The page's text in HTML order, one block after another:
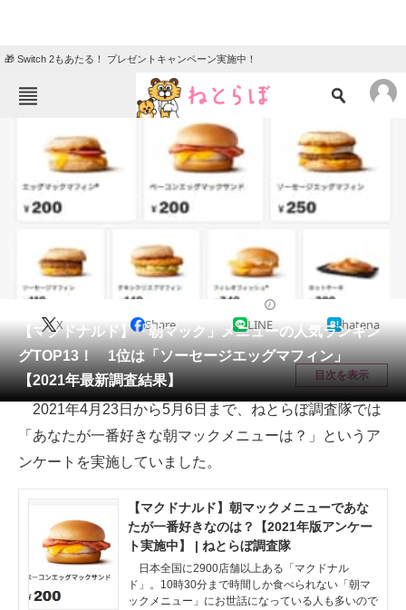
🎁 Switch 2もあたる！ プレゼントキャンペーン実施中！
ニュース
エンタメ クイズ
住まい 教育・育児
動物 リサーチ
会員記事
メディア
注目記事を集めた総合ページ
ITの今と未来を見通す
進化するPCとデバイスの未来
好きが集まる 比べて選べる
ビジネスと働き方のヒント
【マクドナルド】「朝マック」メニューの人気ランキン
グTOP13！ 1位は「ソーセージエッグマフィン」
【2021年最新調査結果】
X Share LINE hatena
目次を表示
2021年4月23日から5月6日まで、ねとらぼ調査隊では
「あなたが一番好きな朝マックメニューは？」というア
ンケートを実施していました。
【マクドナルド】朝マックメニューであな
たが一番好きなのは？【2021年版アンケー
ト実施中】 | ねとらぼ調査隊
日本全国に2900店舗以上ある「マクドナル
ド」。10時30分まで時間しか食べられない「朝マ
ックメニュー」にお世話になっている人も多いので